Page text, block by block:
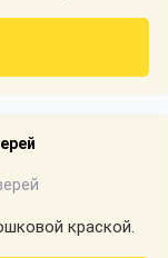
краской.